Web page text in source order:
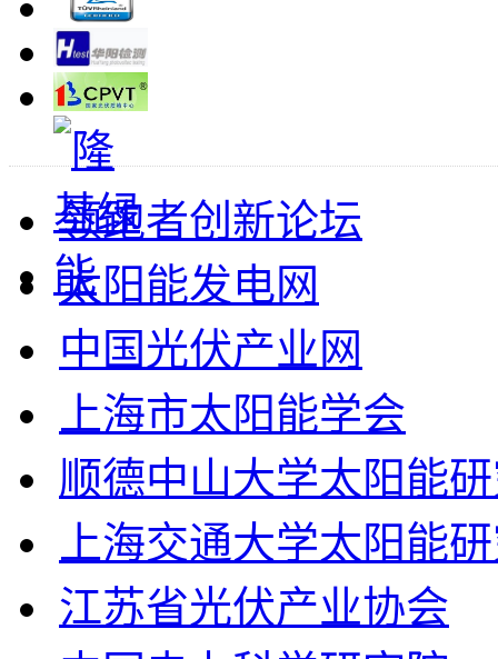
领跑者创新论坛
太阳能发电网
中国光伏产业网
上海市太阳能学会
顺德中山大学太阳能
上海交通大学太阳能
江苏省光伏产业协会